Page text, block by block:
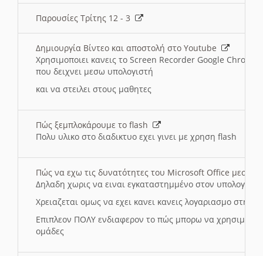
Παρουσίες Τρίτης 12 - 3
Δημιουργία Βίντεο και αποστολή στο Youtube
Χρησιμοποιει κανεις το Screen Recorder Google Chrome
που δειχνει μεσω υπολογιστή
και να στειλει στους μαθητες
Πώς ξεμπλοκάρουμε το flash
Πολυ υλικο στο διαδικτυο εχει γινει με χρηση flash
Πώς να εχω τις δυνατότητες του Microsoft Office μεσω
Δηλαδη χωρις να ειναι εγκαταστημμένο στον
Χρειαζεται ομως να εχει κανει κανεις λογαριασμο στη
Επιπλεον ΠΟΛΥ ενδιαφερον το πώς μπορω να
ομάδες